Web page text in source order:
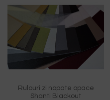
Rulouri zi nopate opace
Shanti Blackout